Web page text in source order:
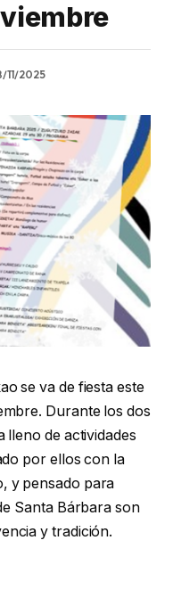
11/2025
se va de fiesta este
Durante los dos
de actividades
por ellos con la
y pensado para
Santa Bárbara son
y tradición.